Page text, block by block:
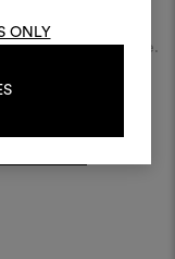
ONLY
beziehungsweise
in Ihrer Nähe.